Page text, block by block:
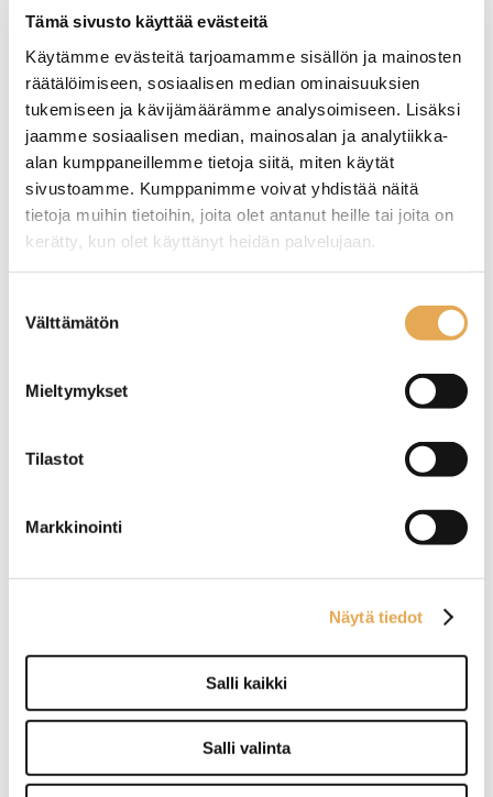
Tämä sivusto käyttää evästeitä
Käytämme evästeitä tarjoamamme sisällön ja mainosten
räätälöimiseen, sosiaalisen median ominaisuuksien
tukemiseen ja kävijämäärämme analysoimiseen. Lisäksi
jaamme sosiaalisen median, mainosalan ja analytiikka-
alan kumppaneillemme tietoja siitä, miten käytät
sivustoamme. Kumppanimme voivat yhdistää näitä
tietoja muihin tietoihin, joita olet antanut heille tai joita on
kerätty, kun olet käyttänyt heidän palvelujaan.
valinta
Välttämätön
Mieltymykset
Tilastot
Markkinointi
Näytä tiedot
Salli kaikki
Salli valinta
Lautanen Arthurr Krupp
Ocean Denim
Astianpesukone kestävä
LAUTANEN ROCKZZERO
17,5CM ONE LIGHT ROCK
Lautanen matala 17,5cm
– Mikroaaltouunin kestävä
Konepesun kestävä
Posliini